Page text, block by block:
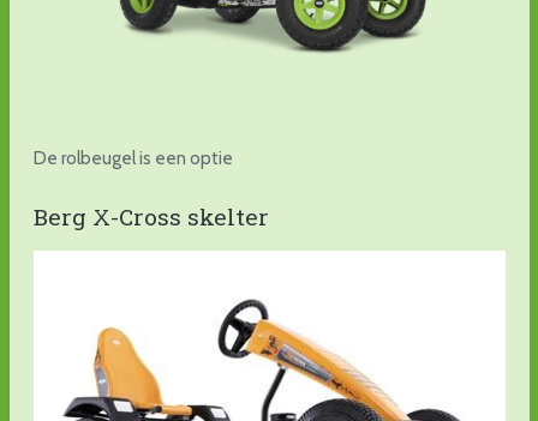
De rolbeugel is een optie
Berg X-Cross skelter